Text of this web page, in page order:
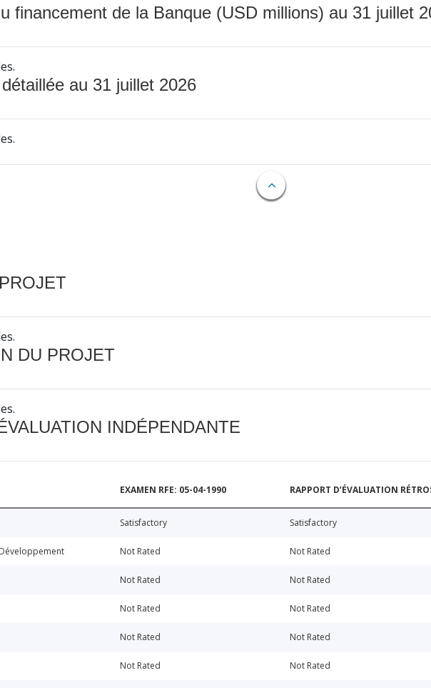
financement de la Banque (USD millions) au 31 juillet
au 31 juillet 2026
DU PROJET
INDÉPENDANTE
EXAMEN RFE: 05-04-1990 RAPPORT D’ÉVALUATION
Satisfactory Satisfactory
Not Rated Not Rated
Not Rated Not Rated
Not Rated Not Rated
Not Rated Not Rated
Not Rated Not Rated